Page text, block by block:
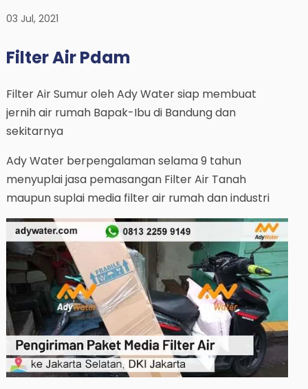
03 Jul, 2021
Filter Air Pdam
Filter Air Sumur oleh Ady Water siap membuat
jernih air rumah Bapak-Ibu di Bandung dan
sekitarnya
Ady Water berpengalaman selama 9 tahun
menyuplai jasa pemasangan Filter Air Tanah
maupun suplai media filter air rumah dan industri